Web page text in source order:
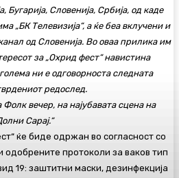
Бугарија, Словенија, Србија, од каде
„БК Телевизија“, а ќе беа вклучени и
од Словенија. Во оваа прилика им
за „Охрид фест“ навистина
ни е одговорноста следната
редослед.
вечер, на најубавата сцена на
Сарај.“
ќе биде одржан во согласност со
одобрените протоколи за ваков тип
19: заштитни маски, дезинфекција